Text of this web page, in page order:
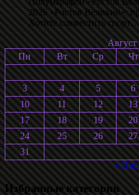
2026 «Ростов Великий»:
Хотите совместить
Август
Пн
Вт Ср Чт
3
4 5 6
10
11 12 13
17
18 19 20
24
25 26 27
31
«
Избранные категории